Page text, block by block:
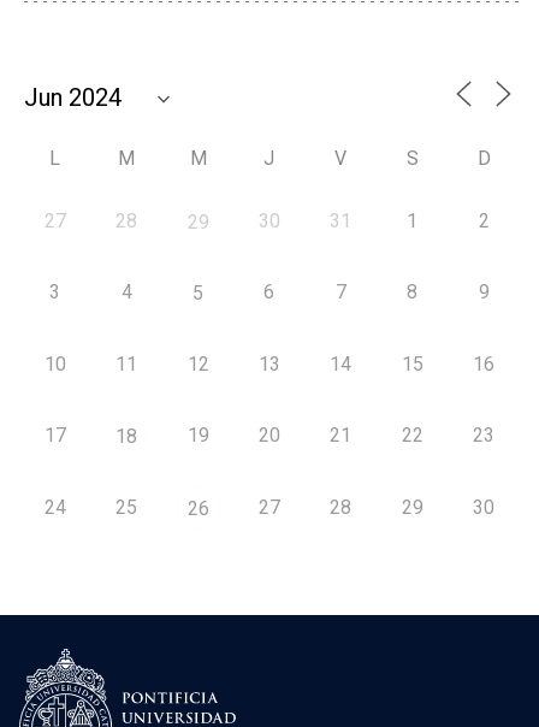
L M M J V S D
27 28 29 30 31 1 2
3 4 5 6 7 8 9
10 11 12 13 14 15 16
17 18 19 20 21 22 23
24 25 26 27 28 29 30